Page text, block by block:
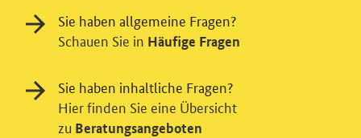
Sie haben allgemeine Fragen?
Schauen Sie in Häufige Fragen
Sie haben inhaltliche Fragen?
Hier finden Sie eine Übersicht
zu Beratungsangeboten